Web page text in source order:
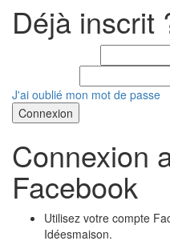
Déjà inscrit
J'ai oublié mon mot de passe
Connexion
Facebook
Utilisez votre compte
Idéesmaison.